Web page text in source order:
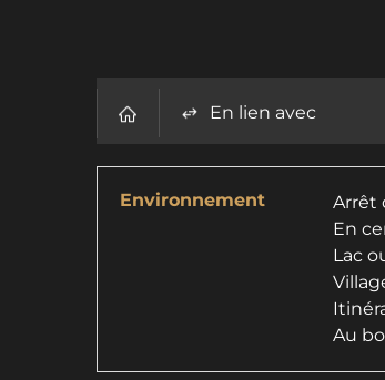
En lien avec
Environnement
Arrêt
En
Lac
Au